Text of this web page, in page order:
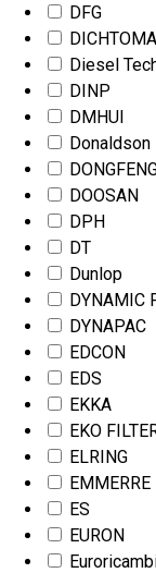
DFG
Diesel
DINP
DMHUI
Donaldson
DOOSAN
DPH
DT
Dunlop
DYNAMIC
DYNAPAC
EDCON
EDS
EKKA
EKO
ELRING
EMMERRE
ES
EURON